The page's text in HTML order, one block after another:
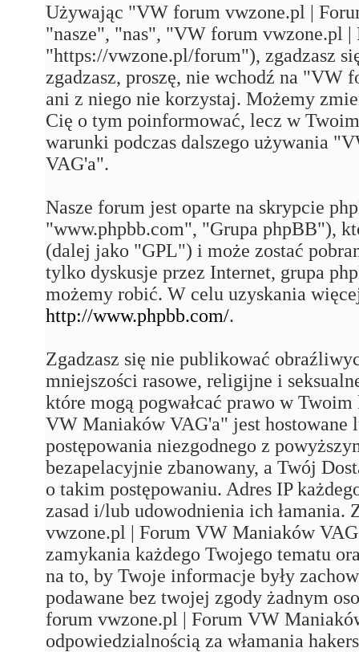
Używając "VW forum vwzone.pl |
"nasze", "nas", "VW forum vwzone.pl
"https://vwzone.pl/forum"), zgadzasz
zgadzasz, proszę, nie wchodź na
ani z niego nie korzystaj. Możemy
Cię o tym poinformować, lecz w
warunki podczas dalszego używania
VAG'a".
Nasze forum jest oparte na skrypcie
"www.phpbb.com", "Grupa phpBB"),
(dalej jako "GPL") i może zostać
tylko dyskusje przez Internet, grupa
możemy robić. W celu uzyskania
http://www.phpbb.com/.
Zgadzasz się nie publikować
mniejszości rasowe, religijne i
które mogą pogwałcać prawo w
VW Maniaków VAG'a" jest hostowane
postępowania niezgodnego z
bezapelacyjnie zbanowany, a Twój
o takim postępowaniu. Adres IP
zasad i/lub udowodnienia ich
vwzone.pl | Forum VW Maniaków
zamykania każdego Twojego tematu
na to, by Twoje informacje były
podawane bez twojej zgody żadnym
forum vwzone.pl | Forum VW
odpowiedzialnością za włamania